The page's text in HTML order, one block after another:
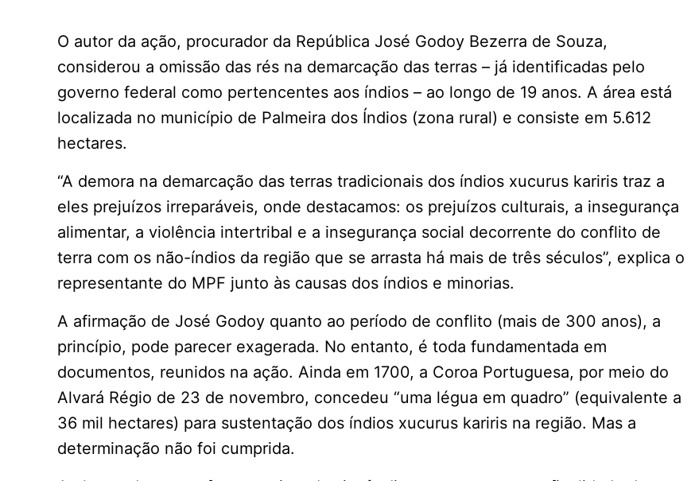
O autor da ação, procurador da República José Godoy Bezerra de Souza,
considerou a omissão das rés na demarcação das terras – já identificadas pelo
governo federal como pertencentes aos índios – ao longo de 19 anos. A área está
localizada no município de Palmeira dos Índios (zona rural) e consiste em 5.612
hectares.
“A demora na demarcação das terras tradicionais dos índios xucurus kariris traz a
eles prejuízos irreparáveis, onde destacamos: os prejuízos culturais, a insegurança
alimentar, a violência intertribal e a insegurança social decorrente do conflito de
terra com os não-índios da região que se arrasta há mais de três séculos”, explica o
representante do MPF junto às causas dos índios e minorias.
A afirmação de José Godoy quanto ao período de conflito (mais de 300 anos), a
princípio, pode parecer exagerada. No entanto, é toda fundamentada em
documentos, reunidos na ação. Ainda em 1700, a Coroa Portuguesa, por meio do
Alvará Régio de 23 de novembro, concedeu “uma légua em quadro” (equivalente a
36 mil hectares) para sustentação dos índios xucurus kariris na região. Mas a
determinação não foi cumprida.